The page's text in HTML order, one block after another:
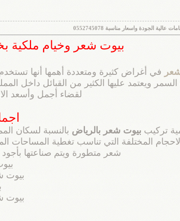
الجودة واسعار مناسبة 0552745078
بيوت شعر وخيام ملكية
في أغراض كثيرة ومتعددة أهمها أنها
ويعتمد عليها الكثير من القبائل داخل
لقضاء أجمل وأسعد
تركيب بيوت شعر بالرياض بالنسبة لسكان
المختلفة التي تناسب تغطية المساحات
شعر متطورة ويتم صناعتها بأجود
بيوت
بيوت